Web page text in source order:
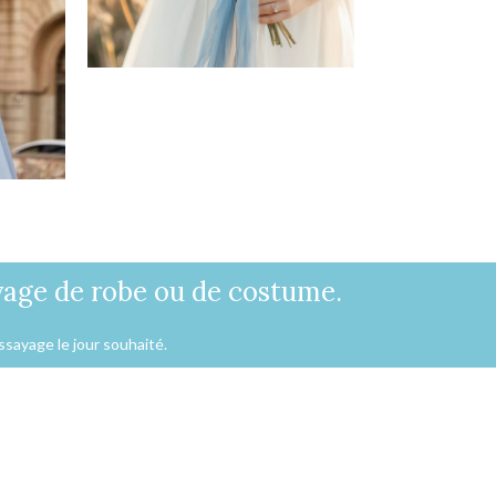
de robe ou de costume.
le jour souhaité.